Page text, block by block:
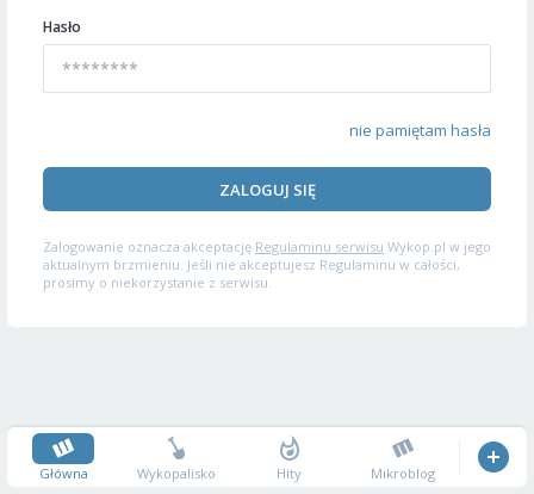
Hasło
nie pamiętam hasła
ZALOGUJ SIĘ
Zalogowanie oznacza akceptację Regulaminu serwisu Wykop.pl w jego
aktualnym brzmieniu. Jeśli nie akceptujesz Regulaminu w całości,
prosimy o niekorzystanie z serwisu.
Główna Wykopalisko Hity Mikroblog